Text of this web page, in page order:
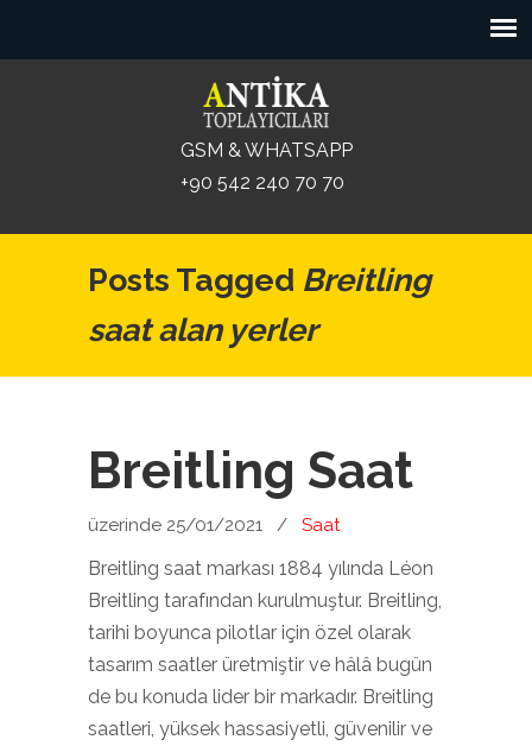
GSM & WHATSAPP
+90 542 240 70 70
Posts Tagged Breitling
saat alan yerler
Breitling Saat
üzerinde 25/01/2021 / Saat
Breitling saat markası 1884 yılında Léon
Breitling tarafından kurulmuştur. Breitling,
tarihi boyunca pilotlar için özel olarak
tasarım saatler üretmiştir ve hâlâ bugün
de bu konuda lider bir markadır. Breitling
saatleri, yüksek hassasiyetli, güvenilir ve